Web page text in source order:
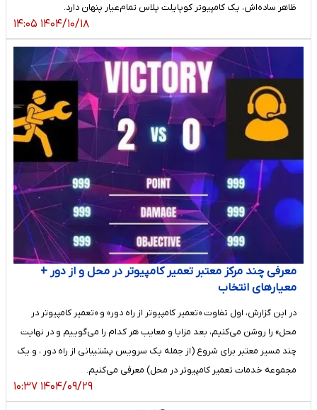
ظاهر ساده‌اش، یک کامپیوتر کوپایلت پلاس تمام‌عیار پنهان دارد.
۱۴۰۴/۱۰/۱۸ ۱۴:۰۵
معرفی چند مرکز معتبر تعمیر کامپیوتر در محل و از دور +
معیارهای انتخاب
در این گزارش، اول تفاوت «تعمیر کامپیوتر از راه دور» و «تعمیر کامپیوتر در
محل» را روشن می‌کنیم، بعد مزایا و معایب هر کدام را می‌گوییم و در نهایت
چند مسیر معتبر برای شروع (از جمله یک سرویس پشتیبانی از راه دور ، و یک
مجموعه خدمات تعمیر کامپیوتر در محل) معرفی می‌کنیم.
۱۴۰۴/۰۹/۲۹ ۱۰:۳۷